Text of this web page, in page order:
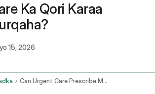
Ka Qori Karaa
15, 2026
Can Urgent Care Prescribe Muscle Relaxers